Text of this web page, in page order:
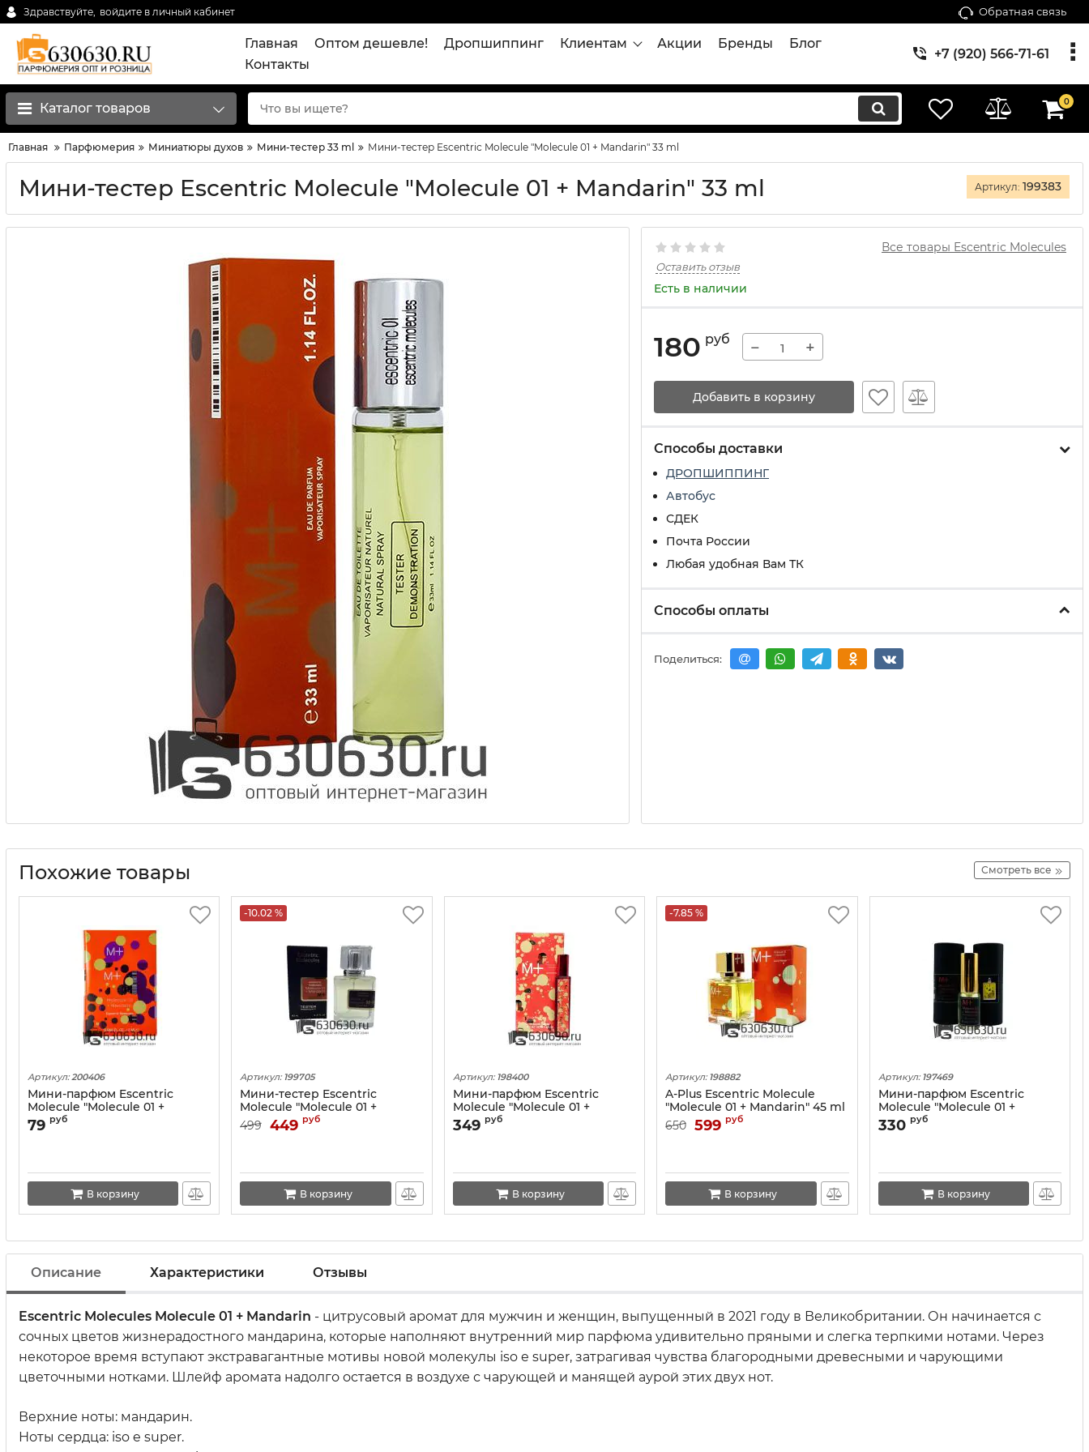
Здравствуйте, войдите в личный кабинет Обратная связь
Главная Оптом дешевле! Дропшиппинг Клиентам Акции Бренды
Блог
Контакты
+7 (920) 566-71-61
Каталог товаров 0
Главная Парфюмерия Миниатюры духов Мини-тестер 33 ml Мини-тестер Escentric Molecule "Molecule 01 + Mandarin" 33 ml
Мини-тестер Escentric Molecule "Molecule 01 + Mandarin" 33 ml Артикул: 199383
Все товары Escentric Molecules
Оставить отзыв
Есть в наличии
180 руб − +
Добавить в корзину
Способы доставки
ДРОПШИППИНГ
Автобус
СДЕК
Почта России
Любая удобная Вам ТК
Способы оплаты
Поделиться:
Похожие товары Смотреть все
Артикул: 200406
Мини-парфюм Escentric
Molecule "Molecule 01 +
Mandarin" 2 ml
79 руб
В корзину
-10.02 %
Артикул: 199705
Мини-тестер Escentric
Molecule "Molecule 01 +
Mandarin" 63 ml
499 449 руб
В корзину
Артикул: 198400
Мини-парфюм Escentric
Molecule "Molecule 01 +
Mandarin" 20 ml NEW
349 руб
В корзину
-7.85 %
Артикул: 198882
A-Plus Escentric Molecule
"Molecule 01 + Mandarin" 45 ml
650 599 руб
В корзину
Артикул: 197469
Мини-парфюм Escentric
Molecule "Molecule 01 +
Mandarin" 15 ml NEW
330 руб
В корзину
Описание Характеристики Отзывы
Escentric Molecules Molecule 01 + Mandarin - цитрусовый аромат для мужчин и женщин, выпущенный в 2021 году в Великобритании. Он начинается с
сочных цветов жизнерадостного мандарина, которые наполняют внутренний мир парфюма удивительно пряными и слегка терпкими нотами. Через
некоторое время вступают экстравагантные мотивы новой молекулы iso e super, затрагивая чувства благородными древесными и чарующими
цветочными нотками. Шлейф аромата надолго остается в воздухе с чарующей и манящей аурой этих двух нот.
Верхние ноты: мандарин.
Ноты сердца: iso e super.